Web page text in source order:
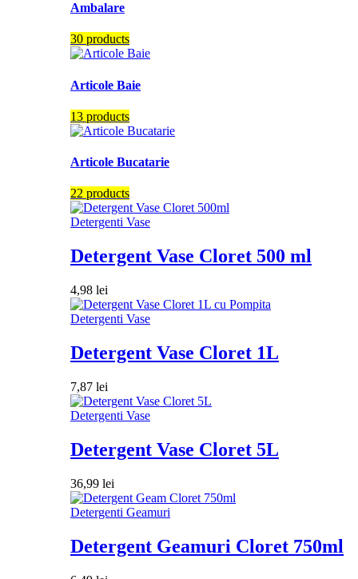
Ambalare
30 products
Articole Baie
13 products
Articole Bucatarie
22 products
Detergenti Vase
Detergent Vase Cloret 500 ml
4,98 lei
Detergenti Vase
Detergent Vase Cloret 1L
7,87 lei
Detergenti Vase
Detergent Vase Cloret 5L
36,99 lei
Detergenti Geamuri
Detergent Geamuri Cloret 750ml